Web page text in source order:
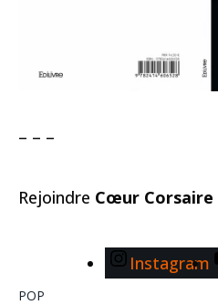
– – –
Rejoindre Cœur Corsaire
Instagram
POP